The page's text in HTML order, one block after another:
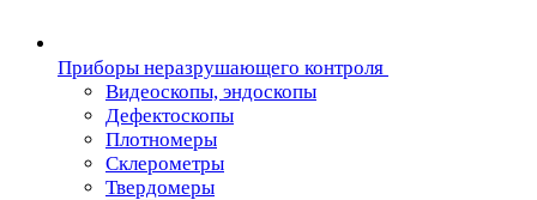
Приборы неразрушающего контроля
Видеоскопы, эндоскопы
Дефектоскопы
Плотномеры
Склерометры
Твердомеры